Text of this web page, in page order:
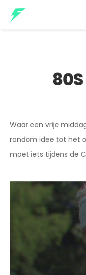
Waar een vrije
random idee tot het
moet iets tijdens de